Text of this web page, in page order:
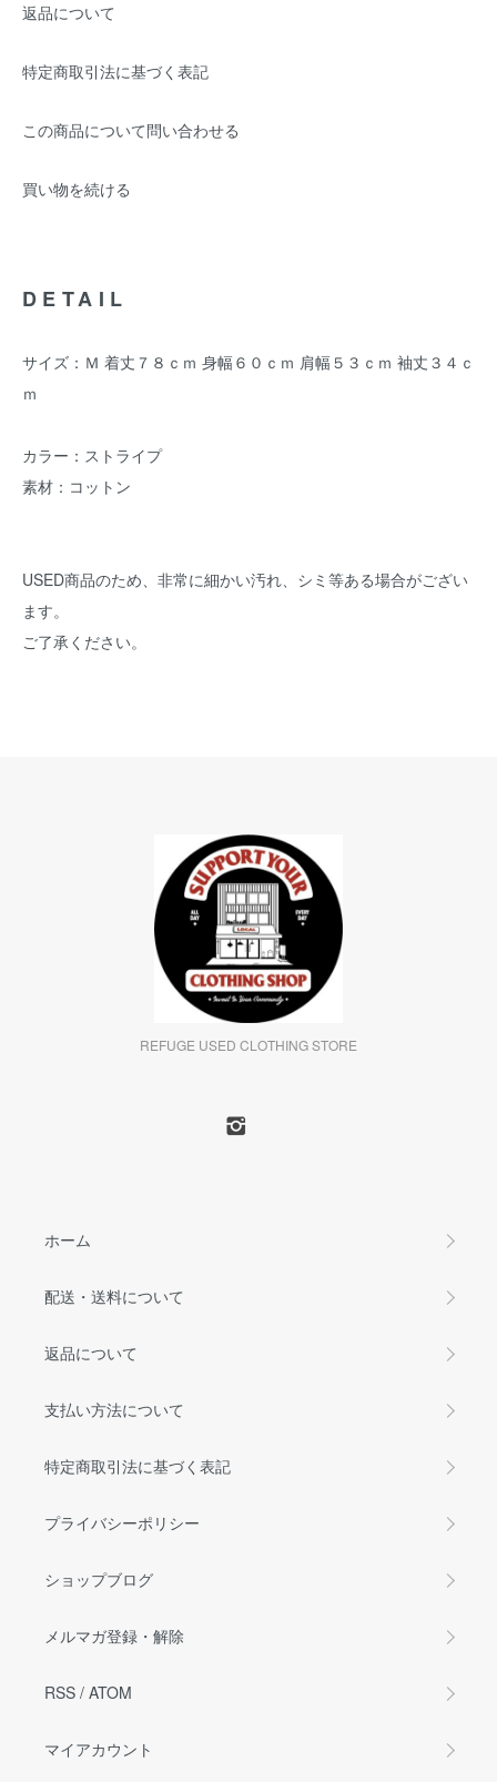
返品について
特定商取引法に基づく表記
この商品について問い合わせる
買い物を続ける
DETAIL
サイズ：Ｍ 着丈７８ｃｍ 身幅６０ｃｍ 肩幅５３ｃｍ 袖丈３４ｃ
ｍ
カラー：ストライプ
素材：コットン
USED商品のため、非常に細かい汚れ、シミ等ある場合がござい
ます。
ご了承ください。
REFUGE USED CLOTHING STORE
ホーム
配送・送料について
返品について
支払い方法について
特定商取引法に基づく表記
プライバシーポリシー
ショップブログ
メルマガ登録・解除
RSS / ATOM
マイアカウント